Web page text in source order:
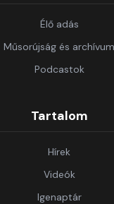
Élő adás
Műsorújság és archívum
Podcastok
Tartalom
Hírek
Videók
Igenaptár